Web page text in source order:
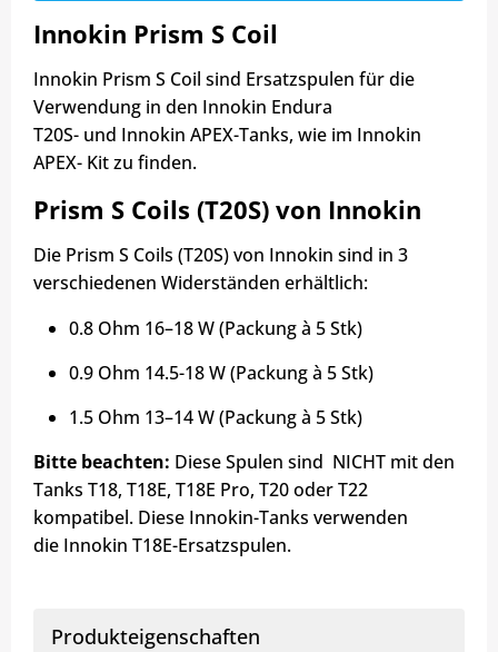
Innokin Prism S Coil
Innokin Prism S Coil sind Ersatzspulen für die
Verwendung in den Innokin Endura
T20S- und Innokin APEX-Tanks, wie im Innokin
APEX- Kit zu finden.
Prism S Coils (T20S) von Innokin
Die Prism S Coils (T20S) von Innokin sind in 3
verschiedenen Widerständen erhältlich:
0.8 Ohm 16–18 W (Packung à 5 Stk)
0.9 Ohm 14.5-18 W (Packung à 5 Stk)
1.5 Ohm 13–14 W (Packung à 5 Stk)
Bitte beachten: Diese Spulen sind NICHT mit den
Tanks T18, T18E, T18E Pro, T20 oder T22
kompatibel. Diese Innokin-Tanks verwenden
die Innokin T18E-Ersatzspulen.
Produkteigenschaften